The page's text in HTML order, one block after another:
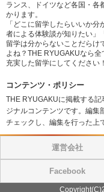
ランス、ドイツなど各国・各
かります。
「どこに留学したらいいか
者による体験談が知りたい」
留学は分からないことだらけ
よね？THE RYUGAKUなら
充実した留学にしてください！
コンテンツ・ポリシー
THE RYUGAKUに掲載する
ジナルコンテンツです。編集
チェックし、編集を行った上
運営会社
Facebook